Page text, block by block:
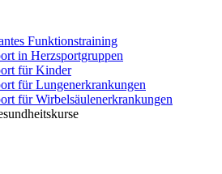
Funktionstraining
in Herzsportgruppen
für Kinder
für Lungenerkrankungen
für Wirbelsäulenerkrankungen